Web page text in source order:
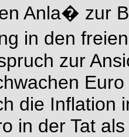
Anla� zur
in den
zur
die Inflation
in der Tat